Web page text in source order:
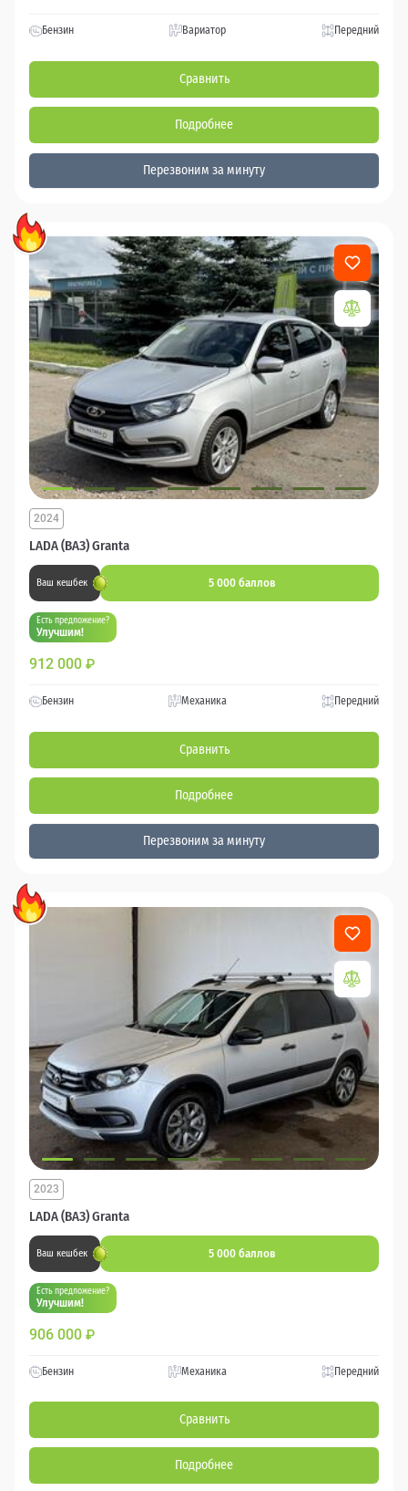
Бензин Вариатор Передний
Сравнить
Подробнее
Перезвоним за минуту
LADA (ВАЗ) Granta
2024
Ваш кешбек 5 000 баллов
Есть предложение?
Улучшим!
912 000 ₽
Бензин Механика Передний
Сравнить
Подробнее
Перезвоним за минуту
LADA (ВАЗ) Granta
2023
Ваш кешбек 5 000 баллов
Есть предложение?
Улучшим!
906 000 ₽
Бензин Механика Передний
Сравнить
Подробнее